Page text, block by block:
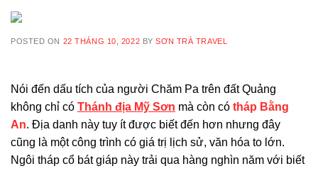
POSTED ON 22 THÁNG 10, 2022 BYSƠN TRÀ TRAVEL
Nói đến dấu tích của người Chăm Pa trên đất Quảng
không chỉ có Thánh địa Mỹ Sơn mà còn có tháp Bằng
An. Địa danh này tuy ít được biết đến hơn nhưng đây
cũng là một công trình có giá trị lịch sử, văn hóa to lớn.
Ngôi tháp cổ bát giáp này trải qua hàng nghìn năm với biết